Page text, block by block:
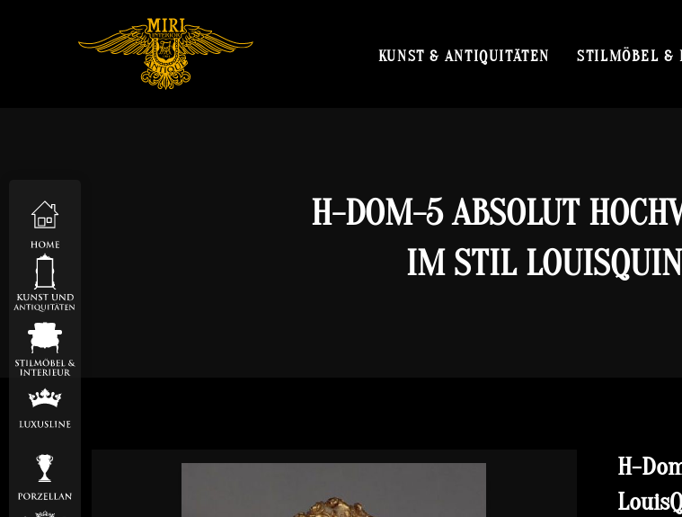
KUNST & ANTIQUITÄTEN STILMÖBEL &
H-DOM-5 ABSOLUT
IM STIL
H-